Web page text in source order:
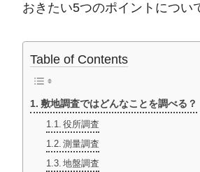
おきたい5つのポイントについ
Table of Contents
敷地調査ではどんなことを調べる？
役所調査
測量調査
地盤調査